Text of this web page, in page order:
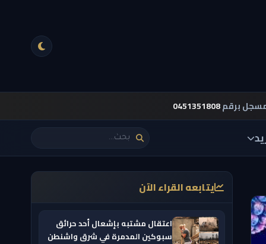
برقم0451351808
يتابعه القراء الآن
اعتقال مشتبه بإشعال أحد حرائق
سبوكين المدمرة في شرق واشنطن